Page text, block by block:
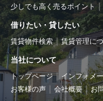
少しでも高く売るポイント
借りたい・貸したい
賃貸物件検索 賃貸管理に
当社について
トップページ インフォメ
お客様の声
会社概要 お